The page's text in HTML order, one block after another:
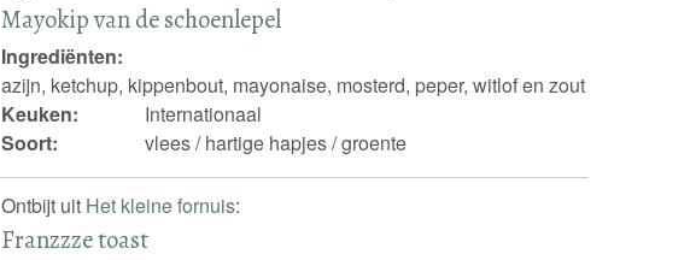
Mayokip van de schoenlepel
Ingrediënten:
azijn, ketchup, kippenbout, mayonaise, mosterd, peper, witlof en zout
Keuken:
Internationaal
Soort:
vlees / hartige hapjes / groente
Ontbijt uit Het kleine fornuis:
Franzzze toast